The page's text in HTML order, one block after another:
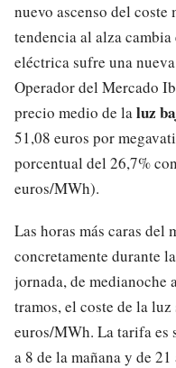
nuevo ascenso del coste
tendencia al alza
eléctrica sufre una
Operador del Mercado
precio medio de laluz
51,08 euros por
porcentual del 26,7%
euros/MWh).
Las horas más caras del
concretamente durante
jornada, de medianoche
tramos, el coste de la
euros/MWh. La tarifa es
a 8 de la mañana y de